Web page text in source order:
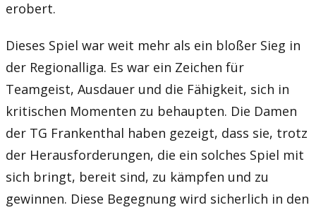
erobert.
Dieses Spiel war weit mehr als ein bloßer Sieg in
der Regionalliga. Es war ein Zeichen für
Teamgeist, Ausdauer und die Fähigkeit, sich in
kritischen Momenten zu behaupten. Die Damen
der TG Frankenthal haben gezeigt, dass sie, trotz
der Herausforderungen, die ein solches Spiel mit
sich bringt, bereit sind, zu kämpfen und zu
gewinnen. Diese Begegnung wird sicherlich in den